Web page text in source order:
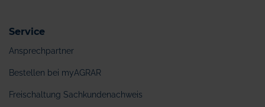
Service
Ansprechpartner
Bestellen bei myAGRAR
Freischaltung Sachkundenachweis